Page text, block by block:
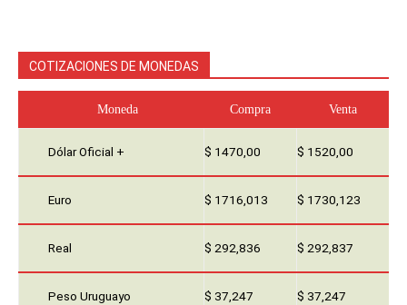
COTIZACIONES DE MONEDAS
Moneda Compra Venta
Dólar Oficial + $ 1470,00 $ 1520,00
Euro $ 1716,013 $ 1730,123
Real $ 292,836 $ 292,837
Peso Uruguayo $ 37,247 $ 37,247